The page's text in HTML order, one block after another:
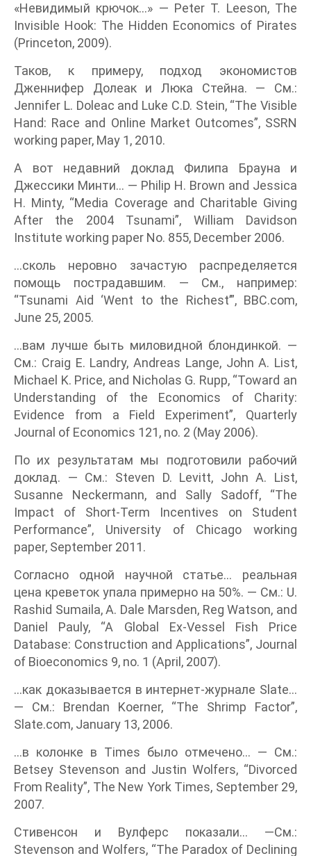
«Невидимый крючок...» — Peter T. Leeson, The
Invisible Hook: The Hidden Economics of Pirates
(Princeton, 2009).
Таков, к примеру, подход экономистов
Дженнифер Долеак и Люка Стейна. — См.:
Jennifer L. Doleac and Luke C.D. Stein, “The Visible
Hand: Race and Online Market Outcomes”, SSRN
working paper, May 1, 2010.
А вот недавний доклад Филипа Брауна и
Джессики Минти... — Philip Н. Brown and Jessica
Н. Minty, “Media Coverage and Charitable Giving
After the 2004 Tsunami”, William Davidson
Institute working paper No. 855, December 2006.
...сколь неровно зачастую распределяется
помощь пострадавшим. — См., например:
“Tsunami Aid ‘Went to the Richest’”, BBC.com,
June 25, 2005.
...вам лучше быть миловидной блондинкой. —
См.: Craig Е. Landry, Andreas Lange, John A. List,
Michael K. Price, and Nicholas G. Rupp, “Toward an
Understanding of the Economics of Charity:
Evidence from a Field Experiment”, Quarterly
Journal of Economics 121, no. 2 (May 2006).
По их результатам мы подготовили рабочий
доклад. — См.: Steven D. Levitt, John A. List,
Susanne Neckermann, and Sally Sadoff, “The
Impact of Short-Term Incentives on Student
Performance”, University of Chicago working
paper, September 2011.
Согласно одной научной статье... реальная
цена креветок упала примерно на 50%. — См.: U.
Rashid Sumaila, A. Dale Marsden, Reg Watson, and
Daniel Pauly, “A Global Ex-Vessel Fish Price
Database: Construction and Applications”, Journal
of Bioeconomics 9, no. 1 (April, 2007).
...как доказывается в интернет-журнале Slate...
— См.: Brendan Koerner, “The Shrimp Factor”,
Slate.com, January 13, 2006.
...в колонке в Times было отмечено... — См.:
Betsey Stevenson and Justin Wolfers, “Divorced
From Reality”, The New York Times, September 29,
2007.
Стивенсон и Вулферс показали... —См.:
Stevenson and Wolfers, “The Paradox of Declining